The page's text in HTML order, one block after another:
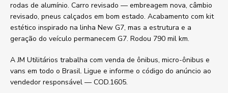
rodas de alumínio. Carro revisado — embreagem nova, câmbio
revisado, pneus calçados em bom estado. Acabamento com kit
estético inspirado na linha New G7, mas a estrutura e a
geração do veículo permanecem G7. Rodou 790 mil km.
A JM Utilitários trabalha com venda de ônibus, micro-ônibus e
vans em todo o Brasil. Ligue e informe o código do anúncio ao
vendedor responsável — COD.1605.